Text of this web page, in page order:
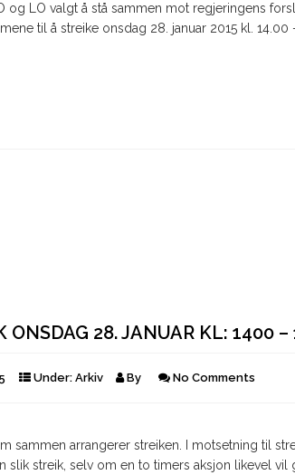
og LO valgt å stå sammen mot regjeringens
til å streike onsdag 28. januar 2015 kl. 14.00
ONSDAG 28. JANUAR KL: 1400 –
Under: Arkiv By No Comments
sammen arrangerer streiken. I motsetning til
slik streik, selv om en to timers aksjon likevel vil